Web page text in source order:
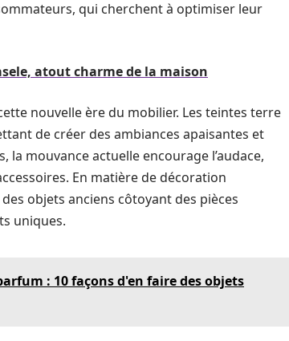
qui cherchent à optimiser leur
atout charme de la maison
nouvelle ère du mobilier. Les teintes terre
de créer des ambiances apaisantes et
mouvance actuelle encourage l’audace,
En matière de décoration
objets anciens côtoyant des pièces
uniques.
: 10 façons d'en faire des objets